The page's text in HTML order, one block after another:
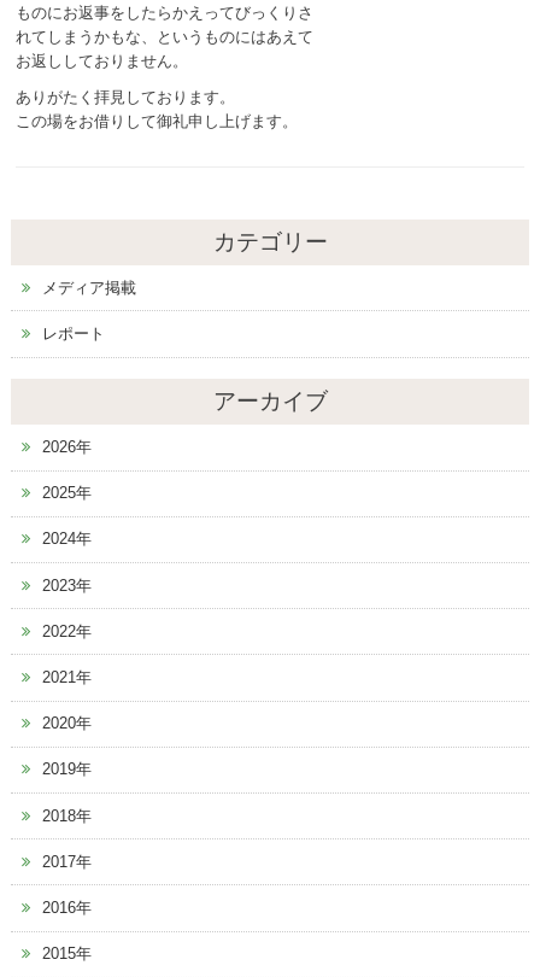
ものにお返事をしたらかえってびっくりさ
れてしまうかもな、というものにはあえて
お返ししておりません。
ありがたく拝見しております。
この場をお借りして御礼申し上げます。
カテゴリー
メディア掲載
レポート
アーカイブ
2026年
2025年
2024年
2023年
2022年
2021年
2020年
2019年
2018年
2017年
2016年
2015年